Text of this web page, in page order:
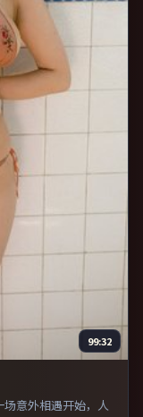
99:32
意外相遇开始，人